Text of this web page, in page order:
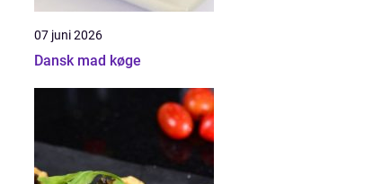
07 juni 2026
Dansk mad køge